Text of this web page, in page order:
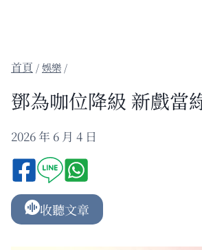
/娛樂 /
鄧為咖位降級 新戲當
2026 年 6 月 4 日
收聽文章